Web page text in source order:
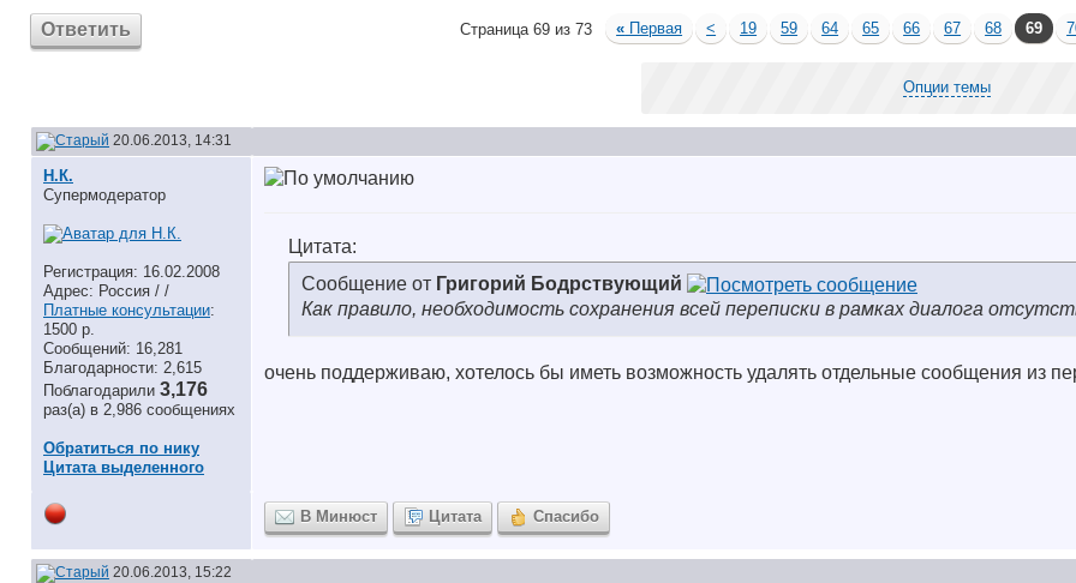
Ответить Страница 69 из 73 « Первая < 19 59 64 65 66 67 68 69
Опции темы
20.06.2013, 14:31
Н.К.
Супермодератор
Регистрация: 16.02.2008
Адрес: Россия / /
Платные консультации:
1500 р.
Сообщений: 16,281
Благодарности: 2,615
Поблагодарили 3,176
раз(а) в 2,986 сообщениях
Обратиться по нику
Цитата выделенного
Цитата:
Сообщение от Григорий Бодрствующий
Как правило, необходимость сохранения всей переписки в рамках диалога
очень поддерживаю, хотелось бы иметь возможность удалять отдельные сообщения из
В Минюст Цитата Спасибо
20.06.2013, 15:22